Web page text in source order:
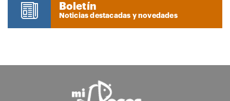
Boletín
Noticias destacadas y novedades